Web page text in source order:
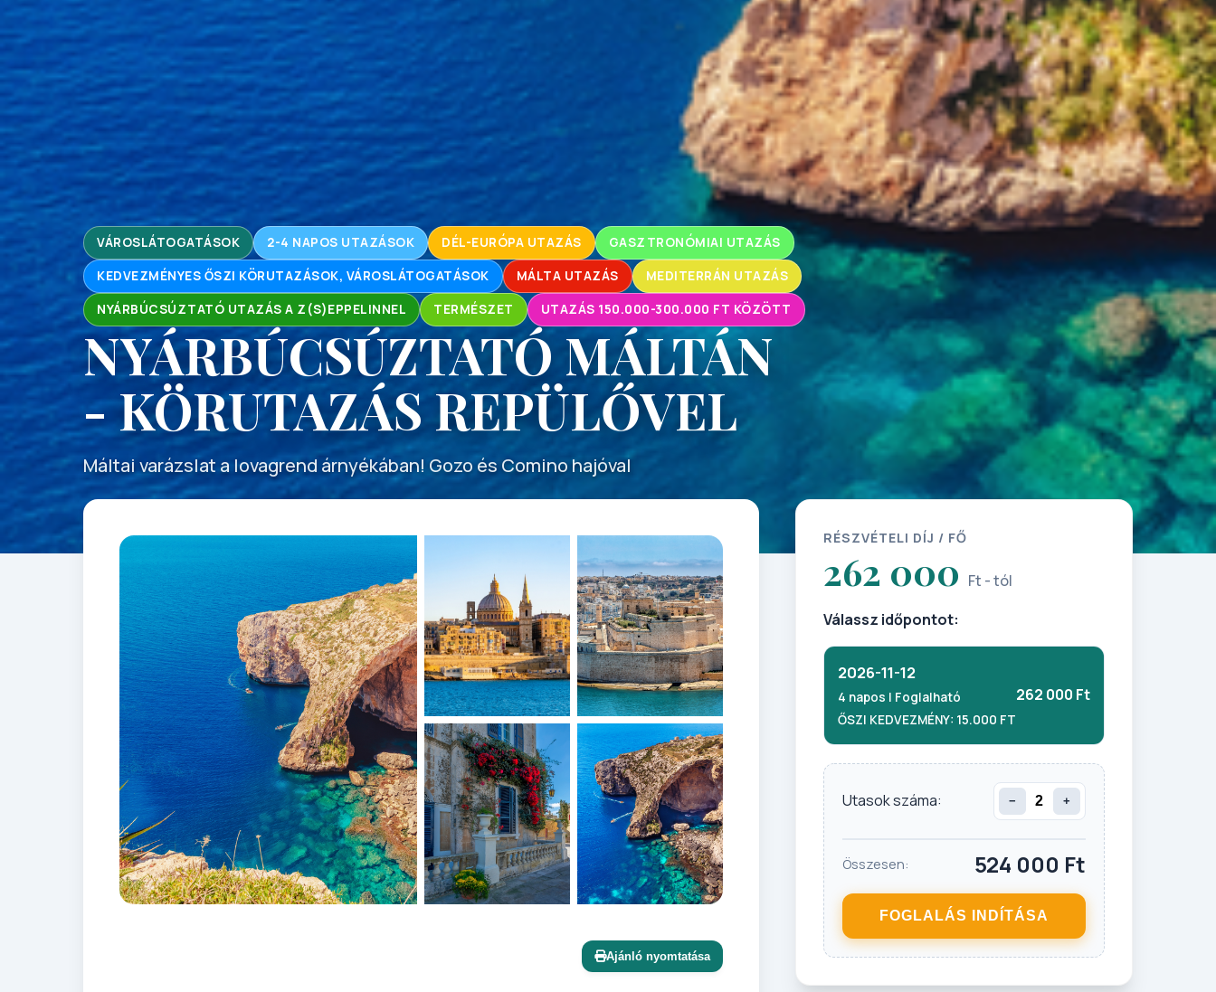
VÁROSLÁTOGATÁSOK 2-4 NAPOS UTAZÁSOK DÉL-EURÓPA UTAZÁS GASZTRONÓMIAI UTAZÁS
KEDVEZMÉNYES ŐSZI KÖRUTAZÁSOK, VÁROSLÁTOGATÁSOK MÁLTA UTAZÁS MEDITERRÁN UTAZÁS
NYÁRBÚCSÚZTATÓ UTAZÁS A Z(S)EPPELINNEL TERMÉSZET UTAZÁS 150.000-300.000 FT KÖZÖTT
NYÁRBÚCSÚZTATÓ MÁLTÁN
- KÖRUTAZÁS REPÜLŐVEL
Máltai varázslat a lovagrend árnyékában! Gozo és Comino hajóval
Ajánló nyomtatása
RÉSZVÉTELI DÍJ / FŐ
262 000 Ft - tól
Válassz időpontot:
2026-11-12
4 napos | Foglalható
ŐSZI KEDVEZMÉNY: 15.000 FT
262 000 Ft
Utasok száma: − +
Összesen: 524 000 Ft
FOGLALÁS INDÍTÁSA